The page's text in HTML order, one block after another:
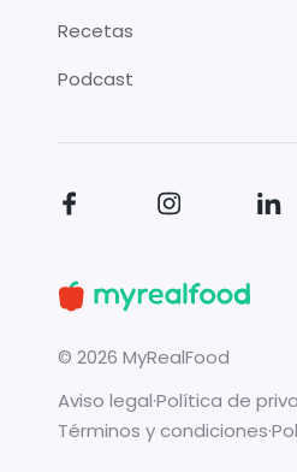
Recetas
Podcast
© 2026 MyRealFood
Aviso legal·Política de
Términos y condiciones·